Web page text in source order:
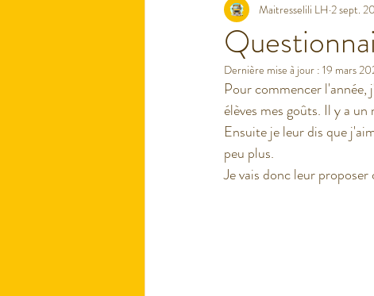
Organisation Voyage -
Maths Divers
Fin d'année scolaire Projet
Maitresselili LH 2 sept.
Dernière mise à jour : 19 mars
Pour commencer
élèves mes goûts. Il y a
Ensuite je leur dis que
peu plus.
Je vais donc leur